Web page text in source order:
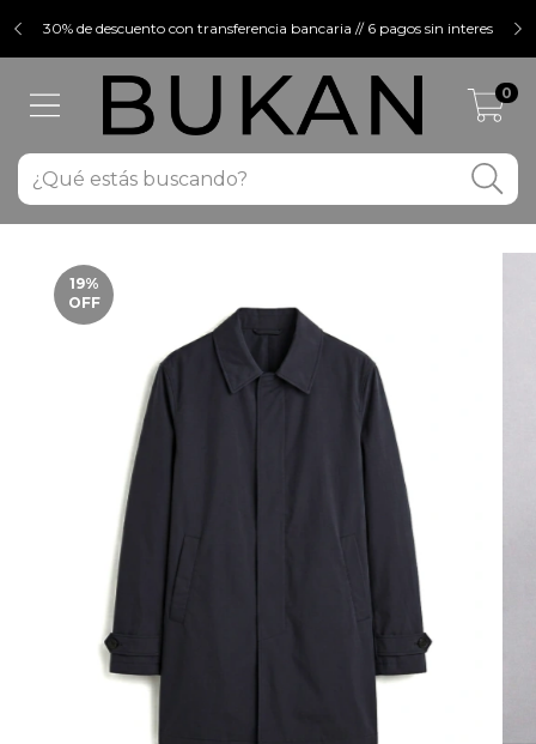
30% de descuento con transferencia bancaria // 6 pagos sin interes
0
19%
OFF